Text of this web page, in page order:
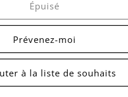
Épuisé
Prévenez-moi
à la liste de souhaits